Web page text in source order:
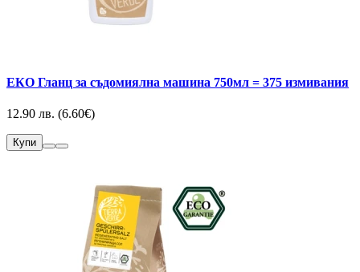
EКО Гланц за съдомиялна машина 750мл = 375 измивания
12.90 лв. (6.60€)
Купи